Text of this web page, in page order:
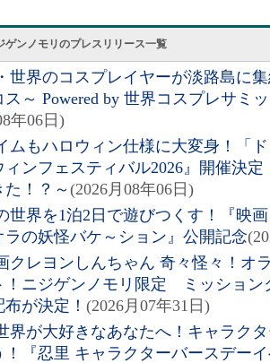
ゲンノモリのプレスリリース一覧
世界のコスプレイヤーが淡路島に
ス～ Powered by 世界コスプレサミ
年06日)
ムもハロウィン仕様に大変身！「
ィンフェスティバル2026』開催決
！？～ (2026月08年06日)
世界を1泊2日で遊びつくす！『映
ラの妖怪バケ～ション』公開記念
クレヨンしんちゃん 奇々怪々！オ
！ニジゲンノモリ限定 ミッション
布が決定！ (2026月07年31日)
界が大好きなあなたへ！キャラク
！『忍里 キャラクターバースデー